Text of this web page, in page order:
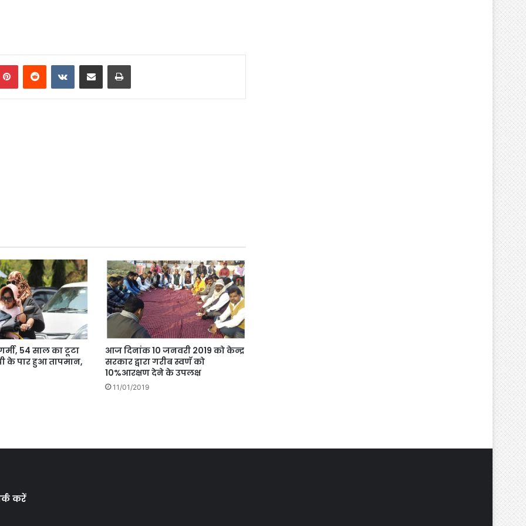
PinterestReddit VKontakteShare via Email Print
54 साल का टूटा
के पार हुआ तापमान,
आज दिनांक 10 जनवरी 2019 को केन्द्र
सरकार द्वारा गरीब स्वणॅ को
10%आरक्षण देने के उपलक्ष
11/01/2019
करें